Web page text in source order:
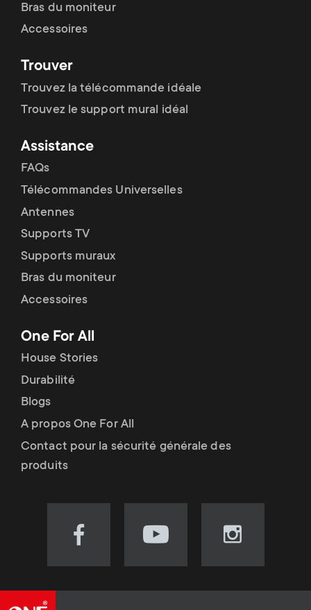
Bras du moniteur
Accessoires
Trouver
Trouvez la télécommande idéale
Trouvez le support mural idéal
Assistance
FAQs
Télécommandes Universelles
Antennes
Supports TV
Supports muraux
Bras du moniteur
Accessoires
One For All
House Stories
Durabilité
Blogs
A propos One For All
Contact pour la sécurité générale des
produits
Visit
Visit
Visit